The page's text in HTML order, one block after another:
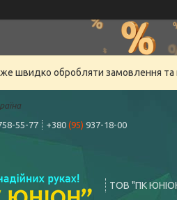
швидко обробляти замовлення та
55-77 +380 (95) 937-18-00
ТОВ "ПК